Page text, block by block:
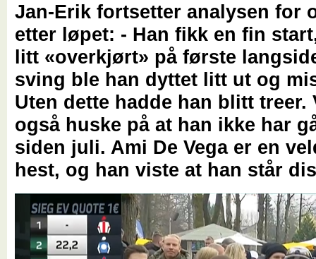
Jan-Erik fortsetter analysen for
etter løpet: - Han fikk en fin
litt «overkjørt» på første
sving ble han dyttet litt ut og
Uten dette hadde han blitt treer.
også huske på at han ikke har
siden juli. Ami De Vega er en
hest, og han viste at han står